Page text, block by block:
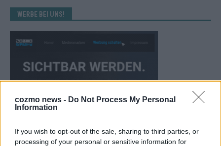
cozmo news - Do Not Process My Personal
Information
If you wish to opt-out of the sale, sharing to third parties, or
processing of your personal or sensitive information for
WERBE BEI UNS!